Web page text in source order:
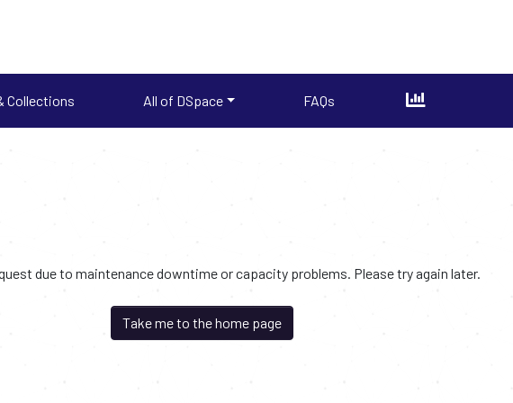
Collections All of DSpace FAQs
due to maintenance downtime or capacity problems. Please try again later.
Take me to the home page